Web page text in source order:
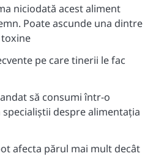
niciodată acest aliment
Poate ascunde una dintre
pe care tinerii le fac
să consumi într-o
specialiștii despre alimentația
afecta părul mai mult decât